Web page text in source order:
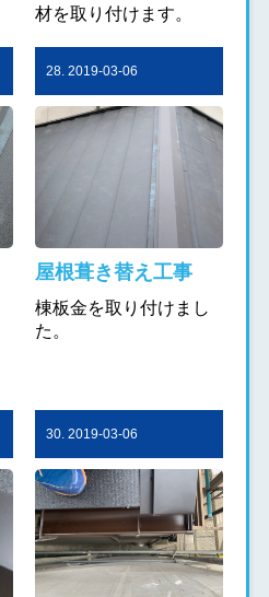
材を取り付けます。
28. 2019-03-06
屋根葺き替え工事
棟板金を取り付けまし
た。
30. 2019-03-06